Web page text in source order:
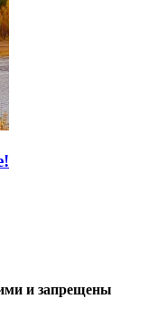
и запрещены